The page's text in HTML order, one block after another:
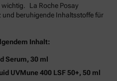
La Roche Posay
beruhigende Inhaltsstoffe für
Inhalt:
Serum, 30 ml
UVMune 400 LSF 50+, 50 ml